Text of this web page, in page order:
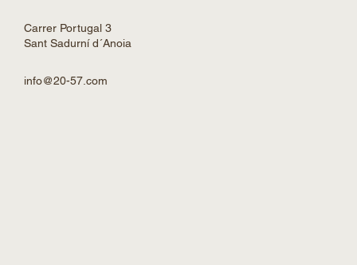
Carrer Portugal 3
Sant Sadurní d´Anoia
info@20-57.com